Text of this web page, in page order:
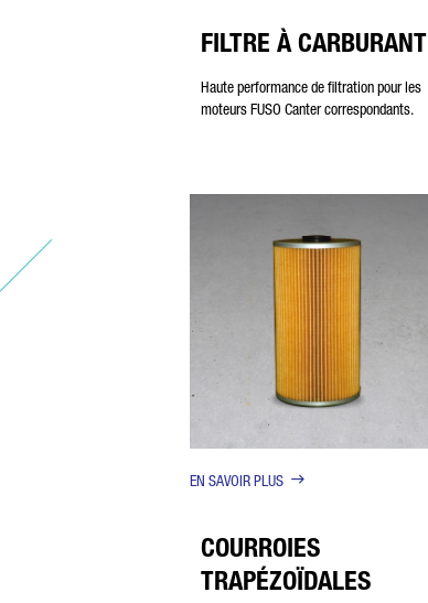
FILTRE À CARBURANT
Haute performance de filtration pour les
moteurs FUSO Canter correspondants.
EN SAVOIR PLUS
COURROIES
TRAPÉZOÏDALES